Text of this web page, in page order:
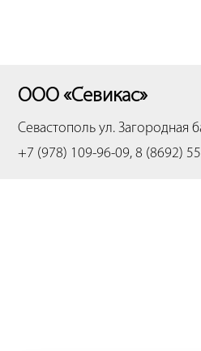
ООО «Севикас»
Севастополь ул. Загородная
+7 (978) 109-96-09, 8 (8692)